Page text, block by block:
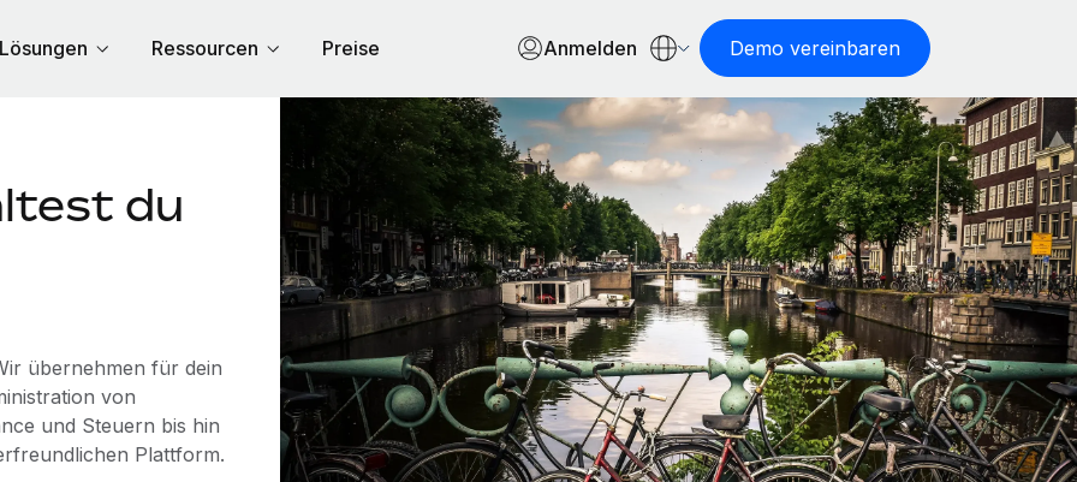
Lösungen Ressourcen Preise Anmelden Demo vereinbaren
du
übernehmen für dein
von
und Steuern bis hin
Plattform.